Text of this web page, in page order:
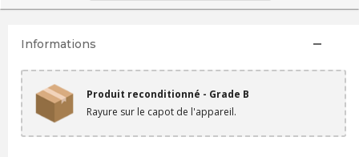
Informations
Produit reconditionné - Grade B
Rayure sur le capot de l'appareil.